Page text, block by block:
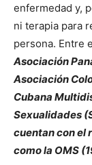
enfermedad y,
ni terapia para
persona. Entre
Asociación
Asociación
Cubana
Sexualidades
cuentan con el
como la OMS